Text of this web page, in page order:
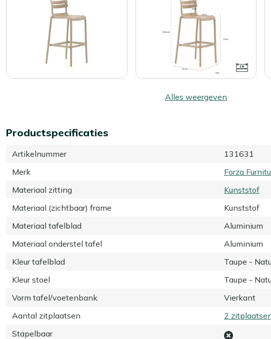
Alles weergeven
Productspecificaties
Artikelnummer
131631
Merk
Forza
Materiaal zitting
Kunststof
Materiaal (zichtbaar) frame
Kunststof
Materiaal tafelblad
Aluminium
Materiaal onderstel tafel
Aluminium
Kleur tafelblad
Taupe -
Kleur stoel
Taupe -
Vorm tafel/voetenbank
Vierkant
Aantal zitplaatsen
2
Stapelbaar